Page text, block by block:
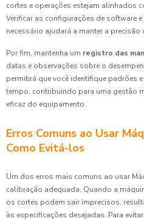
cortes e operações estejam alinhados
Verificar as configurações de software
necessário ajudará a manter a precisão
Por fim, mantenha um registro das
datas e observações sobre o
permitirá que você identifique
tempo, contribuindo para uma gestão
eficaz do equipamento.
Erros Comuns ao Usar
Como Evitá-los
Um dos erros mais comuns ao usar
calibração adequada. Quando a
os cortes podem sair imprecisos,
às especificações desejadas. Para